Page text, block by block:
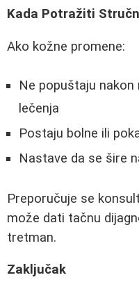
Kada Potražiti
Ako kožne promene:
Ne popuštaju nakon
lečenja
Postaju bolne ili
Nastave da se šire
Preporučuje se
može dati tačnu
tretman.
Zaključak